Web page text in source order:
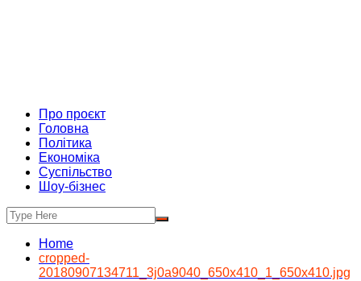
Про проєкт
Головна
Політика
Економіка
Суспільство
Шоу-бізнес
Home
cropped-
20180907134711_3j0a9040_650x410_1_650x410.jpg